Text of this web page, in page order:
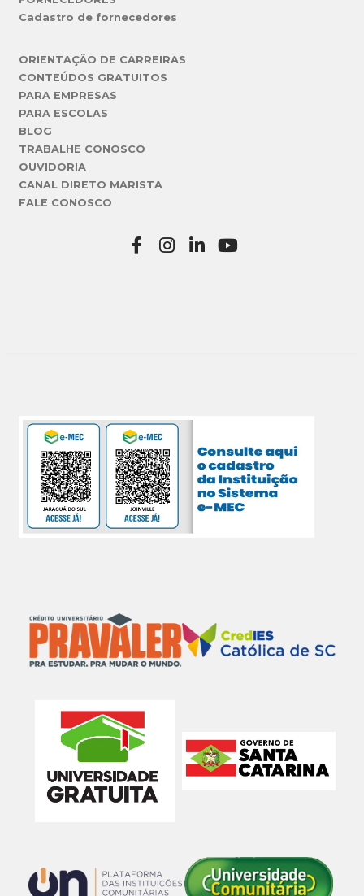
Cadastro de fornecedores
ORIENTAÇÃO DE CARREIRAS
CONTEÚDOS GRATUITOS
PARA EMPRESAS
PARA ESCOLAS
BLOG
TRABALHE CONOSCO
OUVIDORIA
CANAL DIRETO MARISTA
FALE CONOSCO